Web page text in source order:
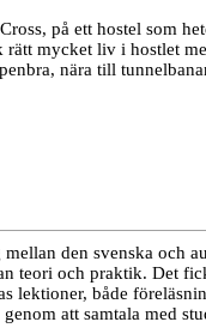
på ett hostel som
mycket liv i hostlet
nära till
den svenska och
teori och praktik. Det
lektioner, både
att samtala med